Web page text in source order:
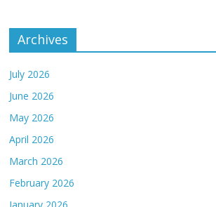
Archives
July 2026
June 2026
May 2026
April 2026
March 2026
February 2026
January 2026